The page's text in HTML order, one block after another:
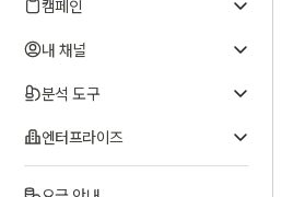
캠페인
내 채널
분석 도구
엔터프라이즈